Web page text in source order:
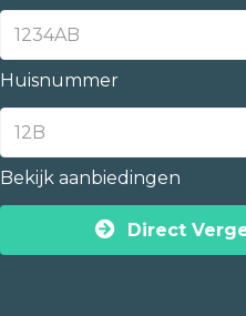
Huisnummer
Bekijk aanbiedingen
Direct